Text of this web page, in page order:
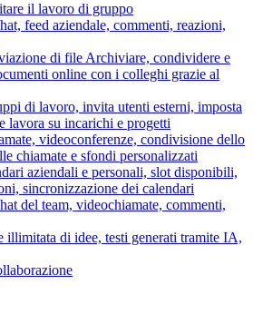
il lavoro di gruppo
feed aziendale, commenti, reazioni,
di file Archiviare, condividere e
online con i colleghi grazie al
di lavoro, invita utenti esterni, imposta
lavora su incarichi e progetti
videoconferenze, condivisione dello
chiamate e sfondi personalizzati
aziendali e personali, slot disponibili,
sincronizzazione dei calendari
del team, videochiamate, commenti,
illimitata di idee, testi generati tramite IA,